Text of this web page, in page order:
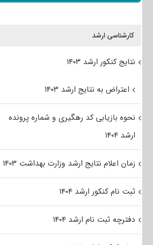
کارشناسی ارشد
نتایج کنکور ارشد ۱۴۰۳
اعتراض به نتایج ارشد ۱۴۰۳
نحوه بازیابی کد رهگیری و شماره پرونده
ارشد ۱۴۰۴
زمان اعلام نتایج ارشد وزارت بهداشت ۱۴۰۳
ثبت نام کنکور ارشد ۱۴۰۴
دفترچه ثبت نام ارشد ۱۴۰۴